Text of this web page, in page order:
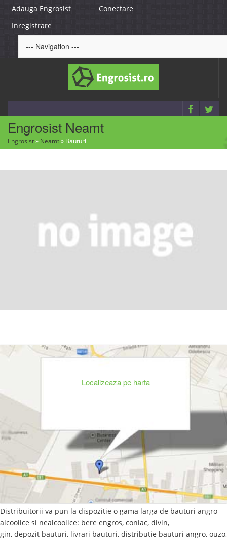
Adauga Engrosist
Conectare
Inregistrare
Engrosist Neamt
Engrosist» Neamt» Bauturi
Localizeaza pe harta
Distribuitorii va pun la dispozitie o gama larga de bauturi angro
alcoolice si nealcoolice: bere engros, coniac, divin,
gin, depozit bauturi, livrari bauturi, distributie bauturi angro, ouzo,